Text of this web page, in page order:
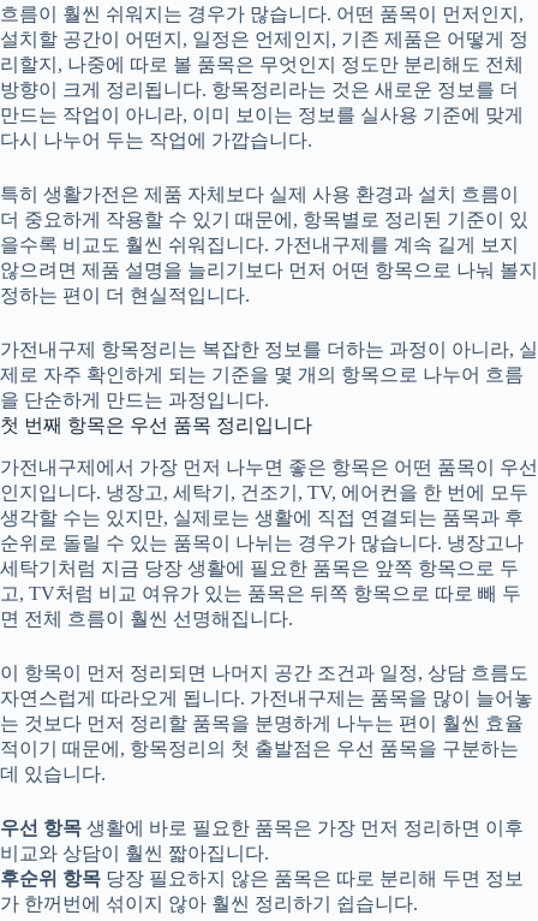
흐름이 훨씬 쉬워지는 경우가 많습니다. 어떤 품목이 먼저인지,
설치할 공간이 어떤지, 일정은 언제인지, 기존 제품은 어떻게 정
리할지, 나중에 따로 볼 품목은 무엇인지 정도만 분리해도 전체
방향이 크게 정리됩니다. 항목정리라는 것은 새로운 정보를 더
만드는 작업이 아니라, 이미 보이는 정보를 실사용 기준에 맞게
다시 나누어 두는 작업에 가깝습니다.
특히 생활가전은 제품 자체보다 실제 사용 환경과 설치 흐름이
더 중요하게 작용할 수 있기 때문에, 항목별로 정리된 기준이 있
을수록 비교도 훨씬 쉬워집니다. 가전내구제를 계속 길게 보지
않으려면 제품 설명을 늘리기보다 먼저 어떤 항목으로 나눠 볼지
정하는 편이 더 현실적입니다.
가전내구제 항목정리는 복잡한 정보를 더하는 과정이 아니라, 실
제로 자주 확인하게 되는 기준을 몇 개의 항목으로 나누어 흐름
을 단순하게 만드는 과정입니다.
첫 번째 항목은 우선 품목 정리입니다
가전내구제 에서 가장 먼저 나누면 좋은 항목은 어떤 품목이 우선
인지입니다. 냉장고, 세탁기, 건조기, TV, 에어컨을 한 번에 모두
생각할 수는 있지만, 실제로는 생활에 직접 연결되는 품목과 후
순위로 돌릴 수 있는 품목이 나뉘는 경우가 많습니다. 냉장고나
세탁기처럼 지금 당장 생활에 필요한 품목은 앞쪽 항목으로 두
고, TV처럼 비교 여유가 있는 품목은 뒤쪽 항목으로 따로 빼 두
면 전체 흐름이 훨씬 선명해집니다.
이 항목이 먼저 정리되면 나머지 공간 조건과 일정, 상담 흐름도
자연스럽게 따라오게 됩니다. 가전내구제는 품목을 많이 늘어놓
는 것보다 먼저 정리할 품목을 분명하게 나누는 편이 훨씬 효율
적이기 때문에, 항목정리의 첫 출발점은 우선 품목을 구분하는
데 있습니다.
우선 항목 생활에 바로 필요한 품목은 가장 먼저 정리하면 이후
비교와 상담이 훨씬 짧아집니다.
후순위 항목 당장 필요하지 않은 품목은 따로 분리해 두면 정보
가 한꺼번에 섞이지 않아 훨씬 정리하기 쉽습니다.